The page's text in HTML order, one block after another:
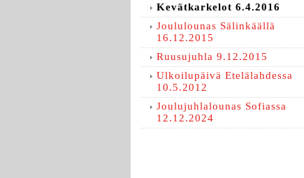
Kevätkarkelot 6.4.2016
Joululounas Sälinkäällä
16.12.2015
Ruusujuhla 9.12.2015
Ulkoilupäivä Etelälahdessa
10.5.2012
Joulujuhlalounas Sofiassa
12.12.2024